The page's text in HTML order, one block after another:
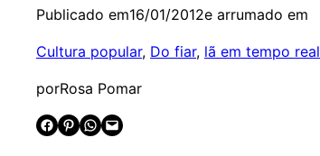
Publicado em16/01/2012e arrumado em
Cultura popular, Do fiar, lã em tempo real
porRosa Pomar
Share on Facebook
Share on Pinterest Share on WhatsApp Email this Page